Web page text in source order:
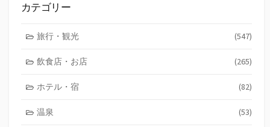
カテゴリー
旅行・観光 (547)
飲食店・お店 (265)
ホテル・宿 (82)
温泉 (53)